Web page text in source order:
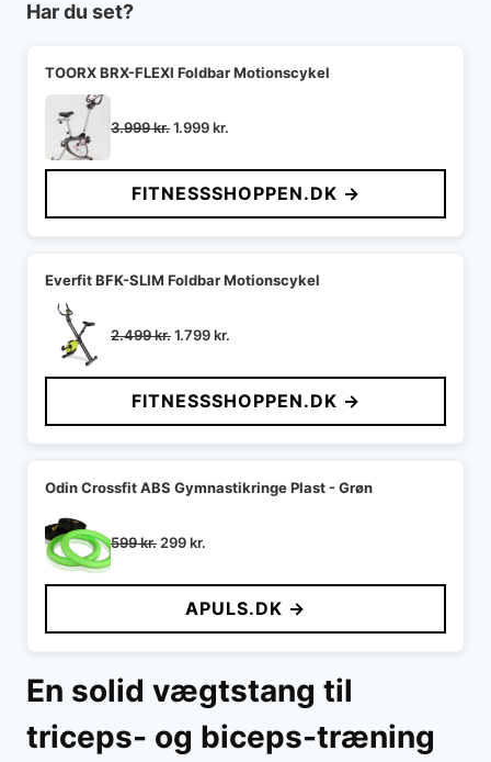
Har du set?
TOORX BRX-FLEXI Foldbar Motionscykel
3.999kr.Den
pris
var:
3.999 kr..
1.999kr.
pris
er:
1.999 kr..
FITNESSSHOPPEN.DK →
Everfit BFK-SLIM Foldbar Motionscykel
2.499kr.Den
pris
var:
2.499 kr..
1.799kr.
pris
er:
1.799 kr..
FITNESSSHOPPEN.DK →
Odin Crossfit ABS Gymnastikringe Plast - Grøn
599kr. Den
pris
599 kr..
299kr.
pris
er:
299 kr..
APULS.DK →
En solid vægtstang til
triceps- og biceps-træning